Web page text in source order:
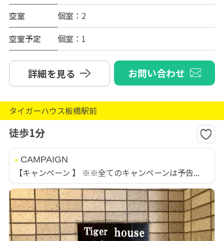
空室
個室：2
空室予定
個室：1
詳細を見る お問い合わせ
タイガーハウス板橋駅前
徒歩1分
CAMPAIGN
【キャンペーン 】 ※※全てのキャンペーンは予告...